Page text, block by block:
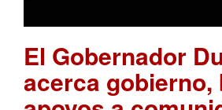
El Gobernador
acerca gobierno,